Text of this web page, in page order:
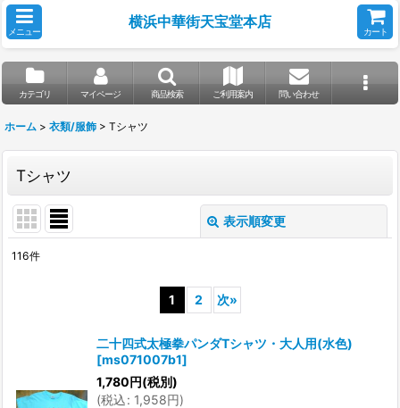
メニュー
横浜中華街天宝堂本店
カート
カテゴリ マイページ 商品検索 ご利用案内 問い合わせ
ホーム > 衣類/服飾 > Tシャツ
Tシャツ
表示順変更
絞り込む
116件
1 2 次»
二十四式太極拳パンダTシャツ・大人用(水色)
[ms071007b1]
1,780円(税別)
(税込: 1,958円)